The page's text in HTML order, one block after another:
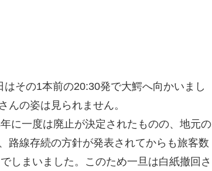
その1本前の20:30発で大鰐へ向かいまし
んの姿は見られません。
に一度は廃止が決定されたものの、地元の
路線存続の方針が発表されてからも旅客数
しまいました。このため一旦は白紙撤回さ